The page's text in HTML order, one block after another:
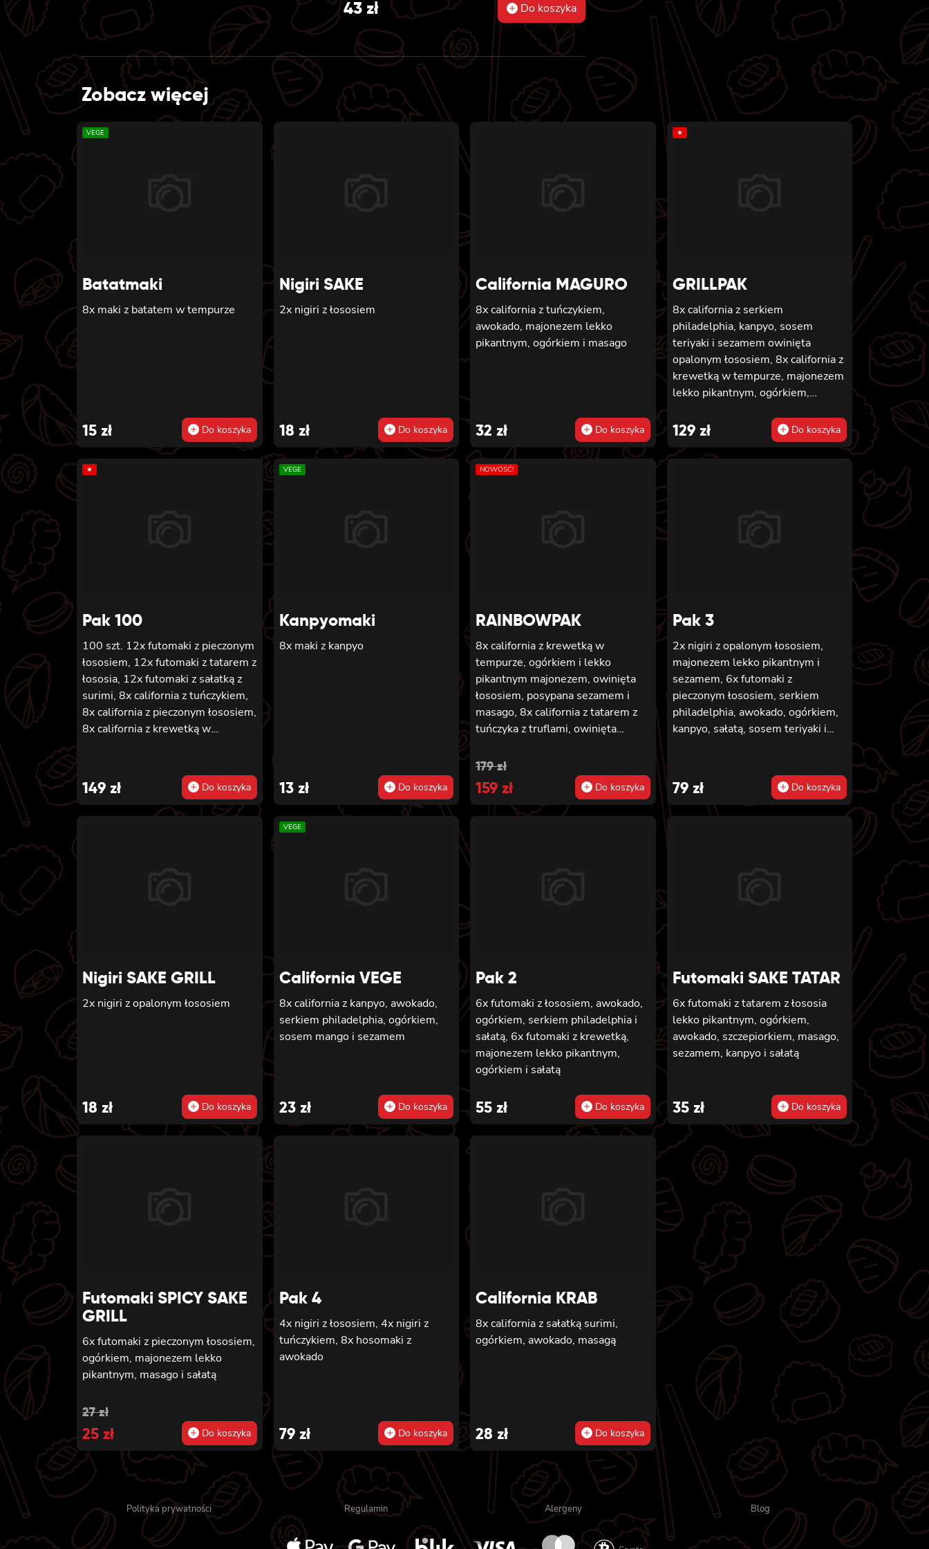
43 zł Do koszyka
Zobacz więcej
VEGE
Batatmaki
8x maki z batatem w tempurze
15 zł Do koszyka
Nigiri SAKE
2x nigiri z łososiem
18 zł Do koszyka
California MAGURO
8x california z tuńczykiem,
awokado, majonezem lekko
pikantnym, ogórkiem i masago
32 zł Do koszyka
★
GRILLPAK
8x california z serkiem
philadelphia, kanpyo, sosem
teriyaki i sezamem owinięta
opalonym łososiem, 8x california z
krewetką w tempurze, majonezem
lekko pikantnym, ogórkiem,
pieczonym łososiem, serkiem
philadelphia, awokado, ogórkiem,
kanpyo i sałatą, sosem teriyaki i
sałatą i majonezem lekko
pikantnym, 8x maki z ogórkiem
129 zł Do koszyka
★
Pak 100
100 szt. 12x futomaki z pieczonym
łososiem, 12x futomaki z tatarem z
łososia, 12x futomaki z sałatką z
surimi, 8x california z tuńczykiem,
8x california z pieczonym łososiem,
8x california z krewetką w
8x maki z łososiem, 8x maki z
kanpyo
149 zł Do koszyka
VEGE
Kanpyomaki
8x maki z kanpyo
13 zł Do koszyka
NOWOŚĆ!
RAINBOWPAK
8x california z krewetką w
tempurze, ogórkiem i lekko
pikantnym majonezem, owinięta
łososiem, posypana sezamem i
masago, 8x california z tatarem z
tuńczyka z truflami, owinięta
arare i szczypiorkiem, 8x california
z awokado, mango, węgorzem i
krewetką, owinięta opalanym
łososiem, polana sosem teriyaki i
unagi i posypana sezamem, 8x
california z krewetką w tempurze,
179zł
Original
price
was:
159 zł
Current
price
is:
Do koszyka
Pak 3
2x nigiri z opalonym łososiem,
majonezem lekko pikantnym i
sezamem, 6x futomaki z
pieczonym łososiem, serkiem
philadelphia, awokado, ogórkiem,
kanpyo, sałatą, sosem teriyaki i
pikantnym, ogórkiem, sezamem i
masago, 8x hosomaki z batatem w
tempurze
79 zł Do koszyka
Nigiri SAKE GRILL
2x nigiri z opalonym łososiem
18 zł Do koszyka
VEGE
California VEGE
8x california z kanpyo, awokado,
serkiem philadelphia, ogórkiem,
sosem mango i sezamem
23 zł Do koszyka
Pak 2
6x futomaki z łososiem, awokado,
ogórkiem, serkiem philadelphia i
sałatą, 6x futomaki z krewetką,
majonezem lekko pikantnym,
ogórkiem i sałatą
55 zł Do koszyka
Futomaki SAKE TATAR
6x futomaki z tatarem z łososia
lekko pikantnym, ogórkiem,
awokado, szczepiorkiem, masago,
sezamem, kanpyo i sałatą
35 zł Do koszyka
Futomaki SPICY SAKE
GRILL
6x futomaki z pieczonym łososiem,
ogórkiem, majonezem lekko
pikantnym, masago i sałatą
27zł
Original
price
was:
27 zł.
25 zł
Current
price
is:
25 zł.
Do koszyka
Pak 4
4x nigiri z łososiem, 4x nigiri z
tuńczykiem, 8x hosomaki z
awokado
79 zł Do koszyka
California KRAB
8x california z sałatką surimi,
ogórkiem, awokado, masagą
28 zł Do koszyka
Polityka prywatności Regulamin Alergeny Blog